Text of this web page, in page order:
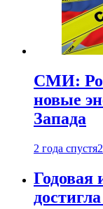
СМИ:
новые
Запада
2 года спустя
Годовая